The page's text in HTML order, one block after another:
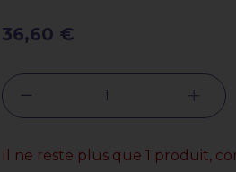
Le filtre arrière est amovible
36,60 €
Il ne reste plus que 1 produit,